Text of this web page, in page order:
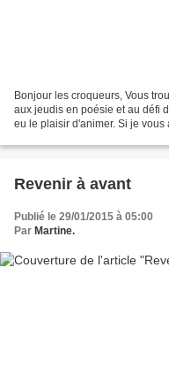
Bonjour les croqueurs, Vous
aux jeudis en poésie et au défi
eu le plaisir d'animer. Si je
Revenir à avant
Publié le 29/01/2015 à 05:00
Par Martine.